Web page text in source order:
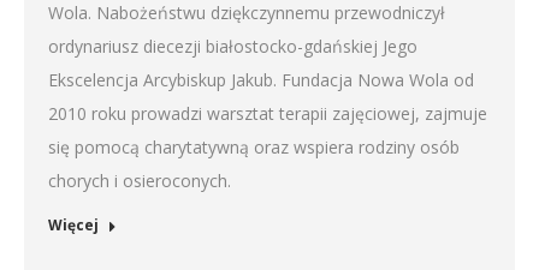
Wola. Nabożeństwu dziękczynnemu przewodniczył
ordynariusz diecezji białostocko-gdańskiej Jego
Ekscelencja Arcybiskup Jakub. Fundacja Nowa Wola od
2010 roku prowadzi warsztat terapii zajęciowej, zajmuje
się pomocą charytatywną oraz wspiera rodziny osób
chorych i osieroconych.
Więcej